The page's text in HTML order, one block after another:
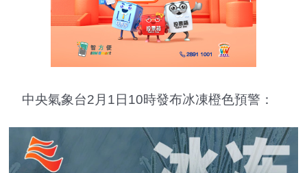
中央氣象台2月1日10時發布冰凍橙色預警：